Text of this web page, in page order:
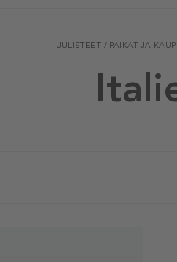
JULISTEET / PAIKAT JA